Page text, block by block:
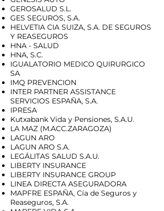
GEROSALUD S.L.
GES SEGUROS, S.A.
HELVETIA CIA SUIZA, S.A. DE SEGUROS
Y REASEGUROS
HNA - SALUD
HNA, S.C.
IGUALATORIO MEDICO QUIRURGICO
SA
IMQ PREVENCION
INTER PARTNER ASSISTANCE
SERVICIOS ESPAÑA, S.A.
IPRESA
Kutxabank Vida y Pensiones, S.A.U.
LA MAZ (M.ACC.ZARAGOZA)
LAGUN ARO
LAGUN ARO S.A.
LEGÁLITAS SALUD S.A.U.
LIBERTY INSURANCE
LIBERTY INSURANCE GROUP
LINEA DIRECTA ASEGURADORA
MAPFRE ESPAÑA, Cía de Seguros y
Reaseguros, S.A.